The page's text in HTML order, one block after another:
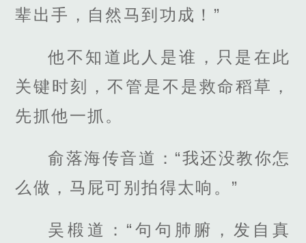
辈出手，自然马到功成！”
他不知道此人是谁，只是在此
关键时刻，不管是不是救命稻草，
先抓他一抓。
俞落海传音道：“我还没教你怎
么做，马屁可别拍得太响。”
吴椴道：“句句肺腑，发自真